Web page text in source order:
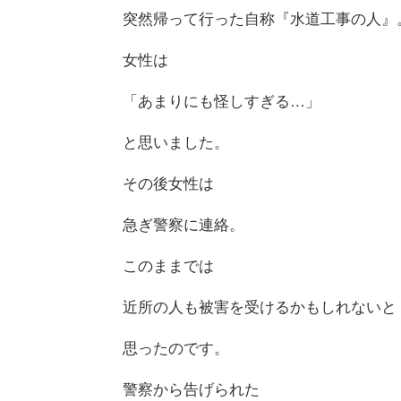
突然帰って行った自称『水道工事の人』
女性は
「あまりにも怪しすぎる…」
と思いました。
その後女性は
急ぎ警察に連絡。
このままでは
近所の人も被害を受けるかもしれないと
思ったのです。
警察から告げられた